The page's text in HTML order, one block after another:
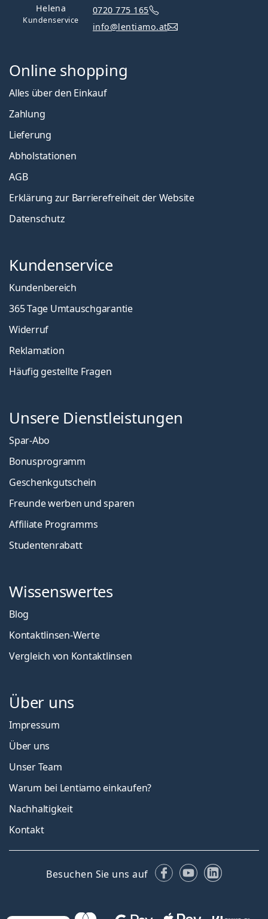
Helena
Kundenservice
0720 775 165
info@lentiamo.at
Online shopping
Alles über den Einkauf
Zahlung
Lieferung
Abholstationen
AGB
Erklärung zur Barrierefreiheit der Website
Datenschutz
Kundenservice
Kundenbereich
365 Tage Umtauschgarantie
Widerruf
Reklamation
Häufig gestellte Fragen
Unsere Dienstleistungen
Spar-Abo
Bonusprogramm
Geschenkgutschein
Freunde werben und sparen
Affiliate Programms
Studentenrabatt
Wissenswertes
Blog
Kontaktlinsen-Werte
Vergleich von Kontaktlinsen
Über uns
Impressum
Über uns
Unser Team
Warum bei Lentiamo einkaufen?
Nachhaltigkeit
Kontakt
Besuchen Sie uns auf Facebook
YouTubeLinkedIn